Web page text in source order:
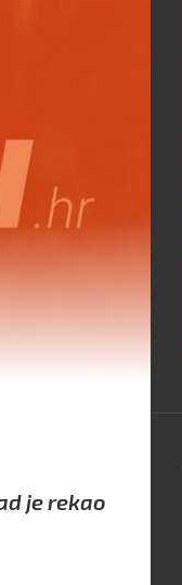
je rekao